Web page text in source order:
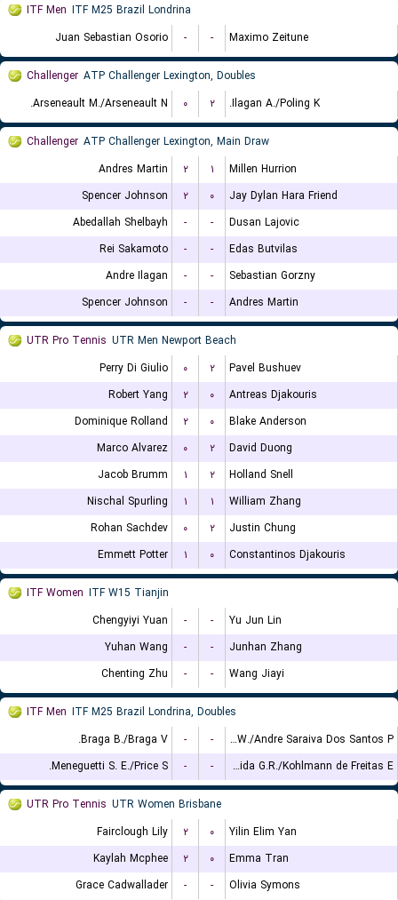
ITF Men ITF M25 Brazil Londrina
Juan Sebastian Osorio
- - Maximo Zeitune
Challenger ATP Challenger Lexington, Doubles
Arseneault M./Arseneault N.
۰ ۲ Ilagan A./Poling K.
Challenger ATP Challenger Lexington, Main Draw
Andres Martin
۲ ۱
Millen Hurrion
Spencer Johnson
۲ ۰
Jay Dylan Hara Friend
Abedallah Shelbayh
- -
Dusan Lajovic
Rei Sakamoto
- -
Edas Butvilas
Andre Ilagan
- -
Sebastian Gorzny
Spencer Johnson
- - Andres Martin
UTR Pro Tennis UTR Men Newport Beach
Perry Di Giulio
۰ ۲
Pavel Bushuev
Robert Yang
۲ ۰
Antreas Djakouris
Dominique Rolland
۲ ۰
Blake Anderson
Marco Alvarez
۰ ۲
David Duong
Jacob Brumm
۱ ۲
Holland Snell
Nischal Spurling
۱ ۱
William Zhang
Rohan Sachdev
۰ ۲
Justin Chung
Emmett Potter
۱ ۰ Constantinos Djakouris
ITF Women ITF W15 Tianjin
Chengyiyi Yuan
- -
Yu Jun Lin
Yuhan Wang
- -
Junhan Zhang
Chenting Zhu
- - Wang Jiayi
ITF Men ITF M25 Brazil Londrina, Doubles
Braga B./Braga V.
- -
Leite W./Andre Saraiva Dos Santos P.
Meneguetti S. E./Price S.
- - de Almeida G.R./Kohlmann de Freitas E.
UTR Pro Tennis UTR Women Brisbane
Fairclough Lily
۲ ۰
Yilin Elim Yan
Kaylah Mcphee
۲ ۰
Emma Tran
Grace Cadwallader
- - Olivia Symons